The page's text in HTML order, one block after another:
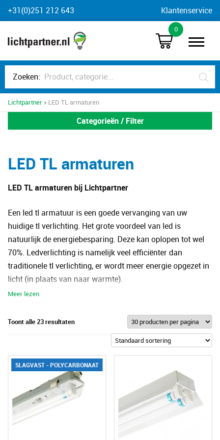
Skip
to
+31(0)251 212 643 Klantenservice
0
Zoeken:
Lichtpartner » LED TL armaturen
Categorieën / Filter
LED TL armaturen
LED TL armaturen bij Lichtpartner
Een led tl armatuur is een goede vervanging van uw
huidige tl verlichting. Het grote voordeel van led is
natuurlijk de energiebesparing. Deze kan oplopen tot wel
70%. Ledverlichting is namelijk veel efficiënter dan
traditionele tl verlichting, er wordt meer energie opgezet in
licht (in plaats van naar warmte).
locaties binnenshuis, zowel particulier als zakelijk. Hierbij
kun je denken aan fabrieken, opslagplaatsen, winkels en
parkeergarages. Maar ook garages, carports en
bergingen. Onze led tl armaturen zijn slagvast en gemaakt
van hoogwaardig polycarbonaat. Betekent dat ze tegen
een stootje kunnen en zeer duurzaam zijn.
Led tl armaturen voordelen en nadelen
Toont alle 23 resultaten
SLAGVAST - POLYCARBONAAT